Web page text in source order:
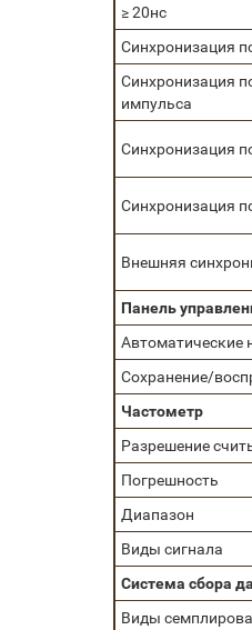
≥ 20нс
Синхронизация
Синхронизация
импульса
Синхронизация
Синхронизация
Внешняя
Панель
Автоматические
Сохранение/
Частометр
Разрешение
Погрешность
Диапазон
Виды сигнала
Система сбора
Виды